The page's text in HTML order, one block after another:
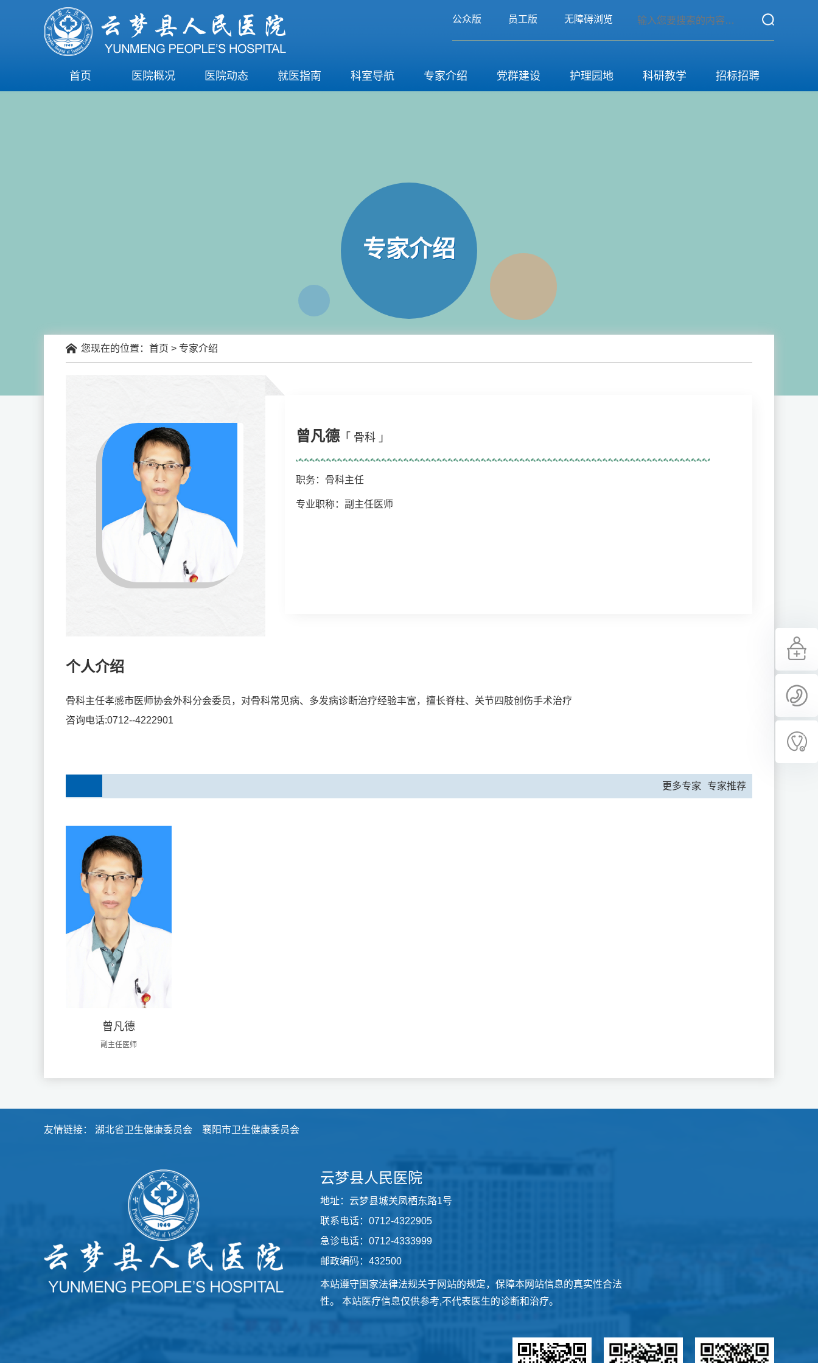
公众版 员工版 无障碍浏览
首页 医院概况 医院动态 就医指南 科室导航 专家介绍 党群建设 护理园地 科研教学 招标招聘
专家介绍
您现在的位置： 首页 > 专家介绍
曾凡德 「 骨科 」
职务：骨科主任
专业职称：副主任医师
个人介绍
骨科主任孝感市医师协会外科分会委员，对骨科常见病、多发病诊断治疗经验丰富，擅长脊柱、关节四肢创伤手术治疗
咨询电话:0712--4222901
专家推荐
更多专家
曾凡德
副主任医师
友情链接： 湖北省卫生健康委员会 襄阳市卫生健康委员会
云梦县人民医院
地址：云梦县城关凤栖东路1号
联系电话：0712-4322905
急诊电话：0712-4333999
邮政编码：432500
本站遵守国家法律法规关于网站的规定，保障本网站信息的真实性合法
性。 本站医疗信息仅供参考,不代表医生的诊断和治疗。